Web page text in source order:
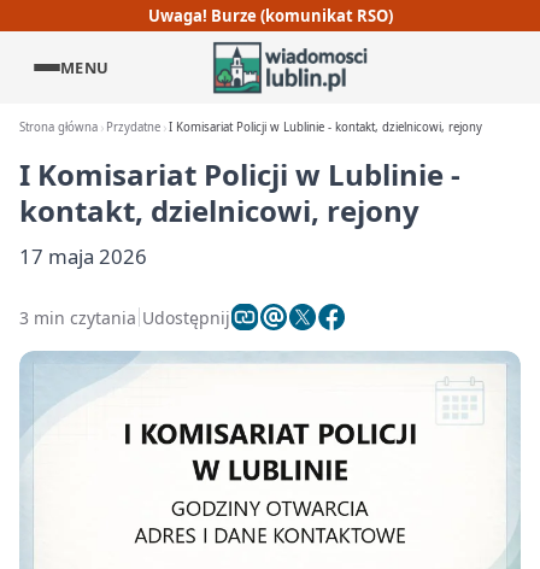
Uwaga! Burze (komunikat RSO)
MENU
Strona główna Przydatne I Komisariat Policji w Lublinie - kontakt, dzielnicowi, rejony
I Komisariat Policji w Lublinie -
kontakt, dzielnicowi, rejony
17 maja 2026
3 min czytania Udostępnij